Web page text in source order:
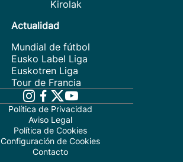
Kirolak
Actualidad
Mundial de fútbol
Eusko Label Liga
Euskotren Liga
Tour de Francia
Política de Privacidad
Aviso Legal
Política de Cookies
Configuración de Cookies
Contacto